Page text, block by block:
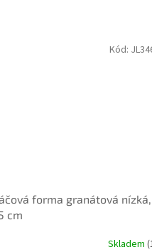
forma granátová nízká,
cm
Skladem
Kód: